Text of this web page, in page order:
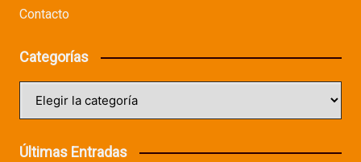
Contacto
Categorías
Últimas Entradas